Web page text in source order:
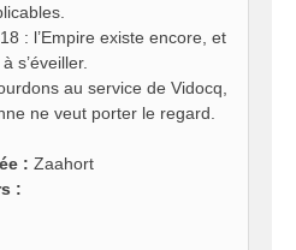
: l’Empire existe encore, et
s’éveiller.
au service de Vidocq,
ne veut porter le regard.
: Zaahort
: